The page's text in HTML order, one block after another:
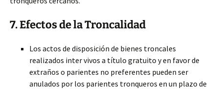
7. Efectos de la Troncalidad
Los actos de disposición de bienes troncales
realizados inter vivos a título gratuito y en favor de
extraños o parientes no preferentes pueden ser
anulados por los parientes tronqueros en un plazo de